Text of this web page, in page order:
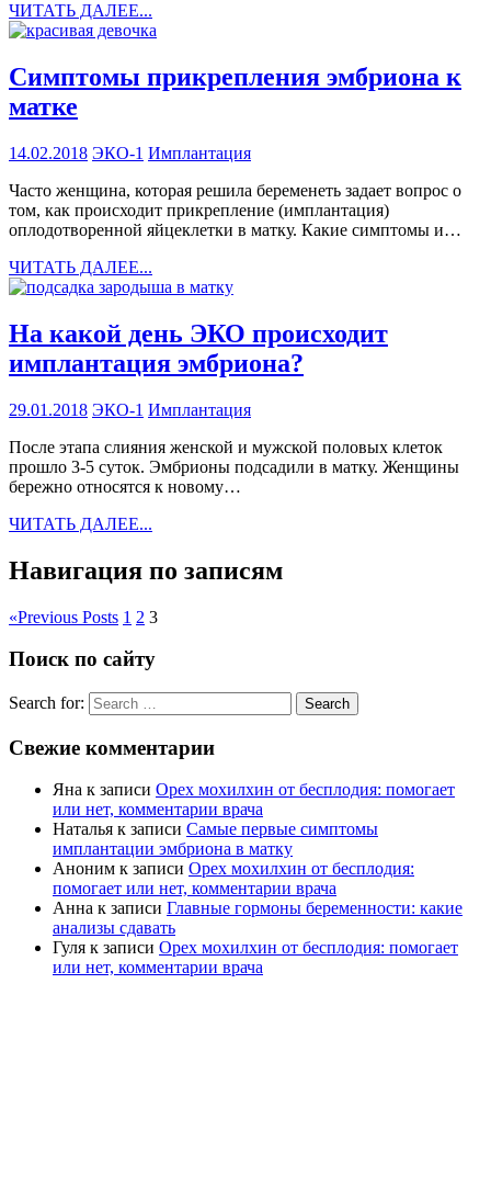
ЧИТАТЬ ДАЛЕЕ...
Симптомы прикрепления эмбриона к
матке
14.02.2018 ЭКО-1 Имплантация
Часто женщина, которая решила беременеть задает вопрос о
том, как происходит прикрепление (имплантация)
оплодотворенной яйцеклетки в матку. Какие симптомы и…
ЧИТАТЬ ДАЛЕЕ...
На какой день ЭКО происходит
имплантация эмбриона?
29.01.2018 ЭКО-1 Имплантация
После этапа слияния женской и мужской половых клеток
прошло 3-5 суток. Эмбрионы подсадили в матку. Женщины
бережно относятся к новому…
ЧИТАТЬ ДАЛЕЕ...
Навигация по записям
«Previous Posts 1 2 3
Поиск по сайту
Search for: Search
Свежие комментарии
Яна к записи Орех мохилхин от бесплодия: помогает
или нет, комментарии врача
Наталья к записи Самые первые симптомы
имплантации эмбриона в матку
Аноним к записи Орех мохилхин от бесплодия:
помогает или нет, комментарии врача
Анна к записи Главные гормоны беременности: какие
анализы сдавать
Гуля к записи Орех мохилхин от бесплодия: помогает
или нет, комментарии врача